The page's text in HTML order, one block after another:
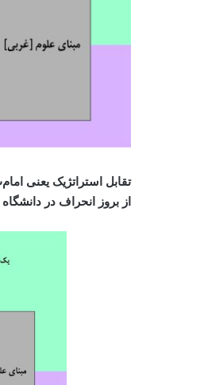
تقابل استراتژیک یعنی
از بروز انحراف در دانشگاه و